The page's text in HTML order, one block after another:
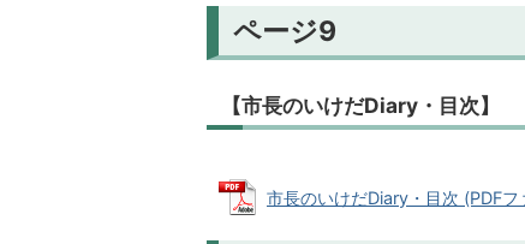
ページ9
【市長のいけだDiary・目次】
市長のいけだDiary・目次 (PDF